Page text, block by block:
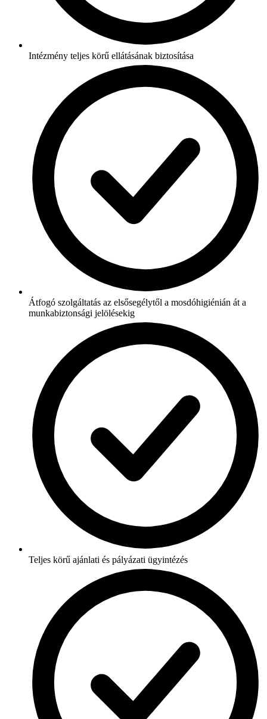
Intézmény teljes körű ellátásának biztosítása
Átfogó szolgáltatás az elsősegélytől a mosdóhigiénián át a
munkabiztonsági jelölésekig
Teljes körű ajánlati és pályázati ügyintézés